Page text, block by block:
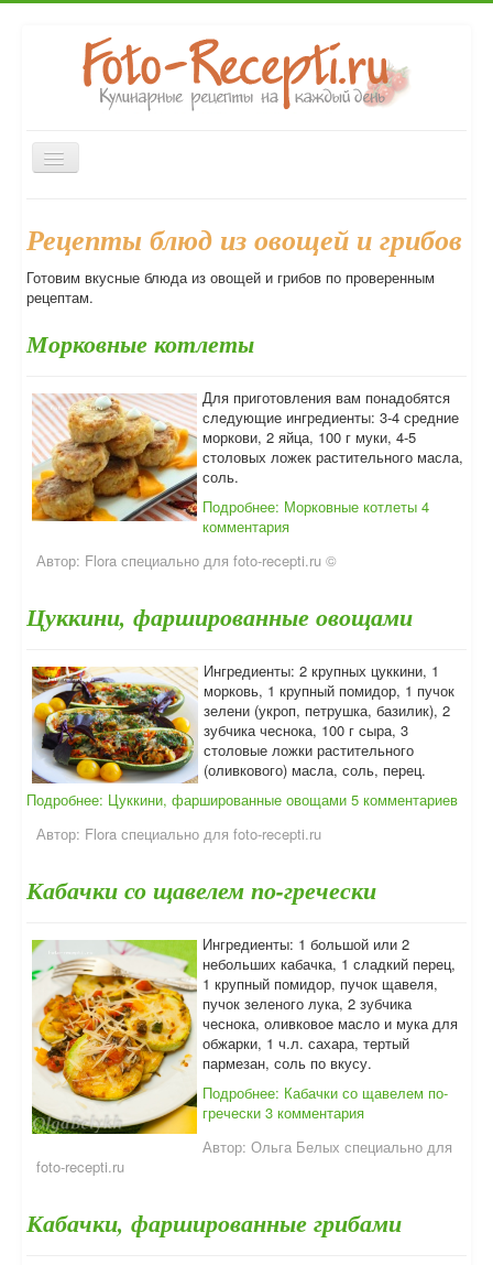
Включить/
выключить
Десерты Выпечка Напитки
Консервирование
Форум
Рецепты блюд из овощей и грибов
Готовим вкусные блюда из овощей и грибов по проверенным
рецептам.
Морковные котлеты
Для приготовления вам понадобятся
следующие ингредиенты: 3-4 средние
моркови, 2 яйца, 100 г муки, 4-5
столовых ложек растительного масла,
соль.
Подробнее: Морковные котлеты 4
комментария
Автор: Flora специально для foto-recepti.ru ©
Цуккини, фаршированные овощами
Ингредиенты: 2 крупных цуккини, 1
морковь, 1 крупный помидор, 1 пучок
зелени (укроп, петрушка, базилик), 2
зубчика чеснока, 100 г сыра, 3
столовые ложки растительного
(оливкового) масла, соль, перец.
Подробнее: Цуккини, фаршированные овощами 5 комментариев
Автор: Flora специально для foto-recepti.ru
Кабачки со щавелем по-гречески
Ингредиенты: 1 большой или 2
небольших кабачка, 1 сладкий перец,
1 крупный помидор, пучок щавеля,
пучок зеленого лука, 2 зубчика
чеснока, оливковое масло и мука для
обжарки, 1 ч.л. сахара, тертый
пармезан, соль по вкусу.
Подробнее: Кабачки со щавелем по-
гречески 3 комментария
Автор: Ольга Белых специально для
foto-recepti.ru
Кабачки, фаршированные грибами